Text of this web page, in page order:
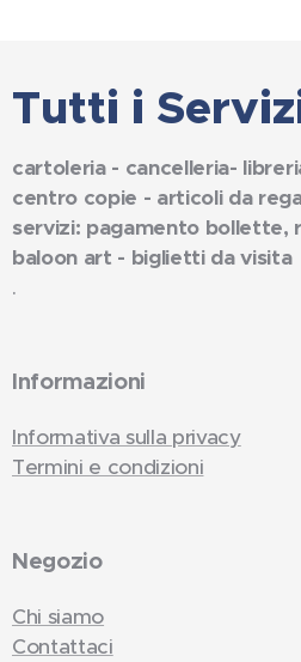
Tutti i
cartoleria - cancelleria-
centro copie - articoli da
servizi: pagamento bollette,
baloon art - biglietti da visita
.
Informazioni
Informativa sulla privacy
Termini e condizioni
Negozio
Chi siamo
Contattaci